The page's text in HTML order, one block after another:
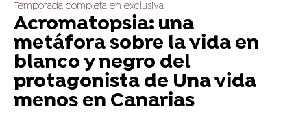
Temporada completa en exclusiva
Acromatopsia: una
metáfora sobre la vida en
blanco y negro del
protagonista de Una vida
menos en Canarias